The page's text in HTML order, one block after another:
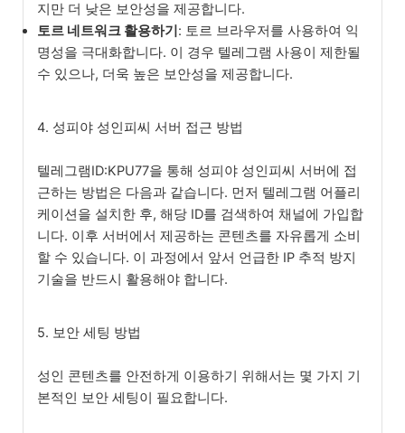
지만 더 낮은 보안성을 제공합니다.
토르 네트워크 활용하기: 토르 브라우저를 사용하여 익
명성을 극대화합니다. 이 경우 텔레그램 사용이 제한될
수 있으나, 더욱 높은 보안성을 제공합니다.
4. 성피야 성인피씨 서버 접근 방법
텔레그램ID:KPU77을 통해 성피야 성인피씨 서버에 접
근하는 방법은 다음과 같습니다. 먼저 텔레그램 어플리
케이션을 설치한 후, 해당 ID를 검색하여 채널에 가입합
니다. 이후 서버에서 제공하는 콘텐츠를 자유롭게 소비
할 수 있습니다. 이 과정에서 앞서 언급한 IP 추적 방지
기술을 반드시 활용해야 합니다.
5. 보안 세팅 방법
성인 콘텐츠를 안전하게 이용하기 위해서는 몇 가지 기
본적인 보안 세팅이 필요합니다.